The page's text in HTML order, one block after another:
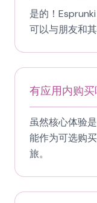
是的！
可以与朋友和
有应用内购买
虽然核心体验
能作为可选购
旅。